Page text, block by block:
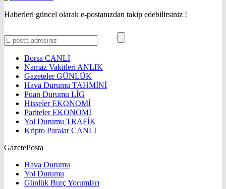
Haberleri güncel olarak e-postanızdan takip edebilirsiniz !
Borsa CANLI
Namaz Vakitleri ANLIK
GazetelerGÜNLÜK
Hava Durumu TAHMİNİ
Puan Durumu LİG
HisselerEKONOMİ
ParitelerEKONOMİ
Yol Durumu TRAFİK
Kripto ParalarCANLI
GazetePosta
Hava Durumu
Yol Durumu
Günlük Burç Yorumları